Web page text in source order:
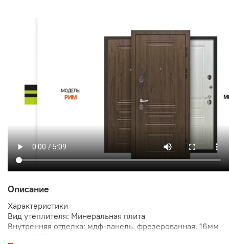
Описание
Характеристики
Вид утеплителя: Минеральная плита
Внутренняя отделка: мдф-панель. фрезерованная. 16мм